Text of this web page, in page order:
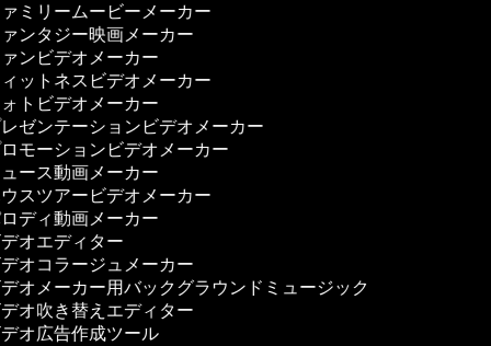
ミリームービーメーカー
ンタジー映画メーカー
ンビデオメーカー
ットネスビデオメーカー
トビデオメーカー
ゼンテーションビデオメーカー
モーションビデオメーカー
ース動画メーカー
スツアービデオメーカー
ディ動画メーカー
オエディター
オコラージュメーカー
オメーカー用バックグラウンドミュージック
オ吹き替えエディター
オ広告作成ツール